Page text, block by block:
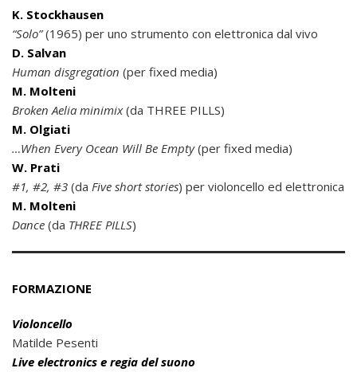
K. Stockhausen
“Solo”(1965) per uno strumento con elettronica dal vivo
D. Salvan
Human disgregation (per fixed media)
M. Molteni
Broken Aelia minimix(da THREE PILLS)
M. Olgiati
…When Every Ocean Will Be Empty(per fixed media)
W. Prati
#1, #2, #3 (da Five short stories) per violoncello ed elettronica
M. Molteni
Dance (da THREE PILLS)
FORMAZIONE
Violoncello
Matilde Pesenti
Live electronics e regia del suono